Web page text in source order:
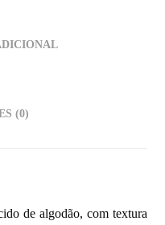
(0)
de algodão, com textura